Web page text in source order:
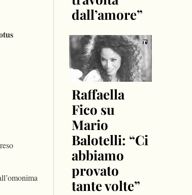
dall’amore”
Raffaella
Fico su
Mario
Balotelli: “Ci
abbiamo
provato
tante volte”